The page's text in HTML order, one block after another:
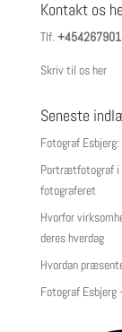
Kontakt os
Tlf.
Skriv til os her
Seneste
Fotograf
Portrætfotograf i
fotograferet
Hvorfor
deres hverdag
Hvordan
Fotograf